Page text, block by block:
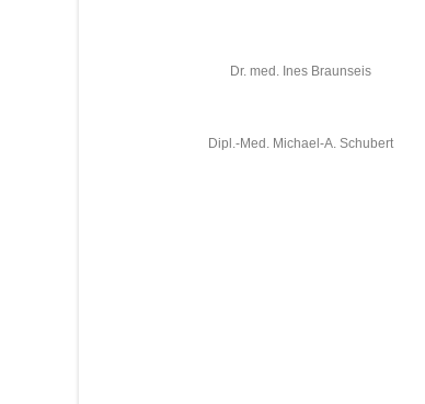
Dr. med. Ines Braunseis
Dipl.-Med. Michael-A. Schubert